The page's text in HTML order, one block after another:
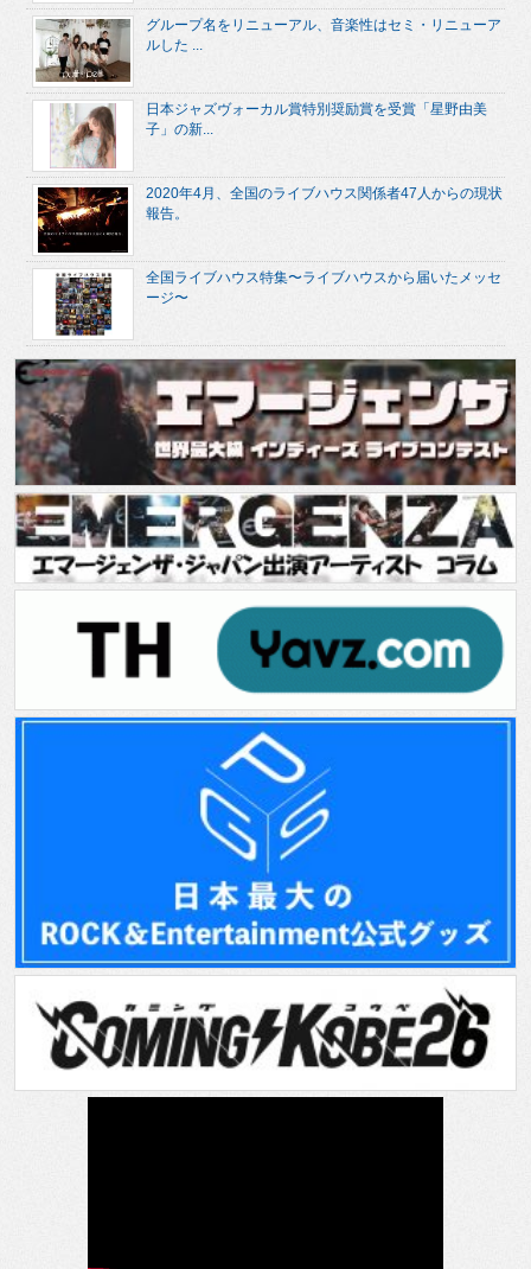
グループ名をリニューアル、音楽性はセミ・リニューア
ルした ...
日本ジャズヴォーカル賞特別奨励賞を受賞「星野由美
子」の新...
2020年4月、全国のライブハウス関係者47人からの現状
報告。
全国ライブハウス特集〜ライブハウスから届いたメッセ
ージ〜